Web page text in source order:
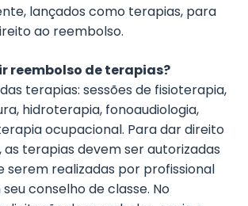
lançados como terapias, para
ao reembolso.
reembolso de terapias?
terapias: sessões de fisioterapia,
hidroterapia, fonoaudiologia,
ocupacional. Para dar direito
terapias devem ser autorizadas
serem realizadas por profissional
conselho de classe. No